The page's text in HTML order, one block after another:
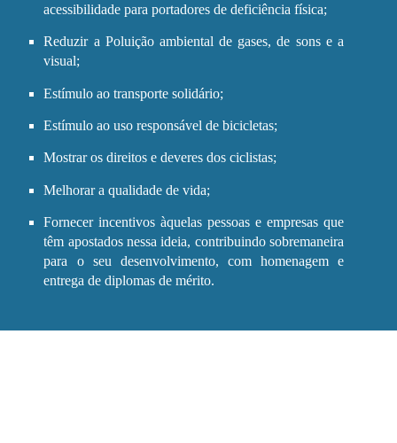
acessibilidade para portadores de deficiência física;
Reduzir a Poluição ambiental de gases, de sons e a
visual;
Estímulo ao transporte solidário;
Estímulo ao uso responsável de bicicletas;
Mostrar os direitos e deveres dos ciclistas;
Melhorar a qualidade de vida;
Fornecer incentivos àquelas pessoas e empresas que
têm apostados nessa ideia, contribuindo sobremaneira
para o seu desenvolvimento, com homenagem e
entrega de diplomas de mérito.